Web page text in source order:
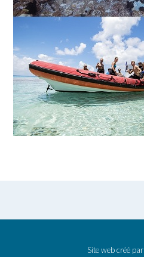
Site web créé par